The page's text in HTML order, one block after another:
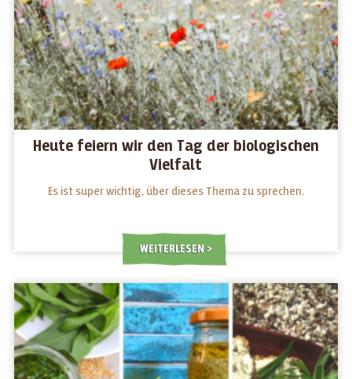
Heute feiern wir den Tag der biologischen
Vielfalt
Es ist super wichtig, über dieses Thema zu sprechen.
WEITERLESEN